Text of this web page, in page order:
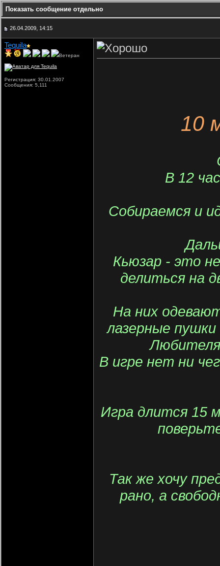
Показать сообщение отдельно
26.04.2009, 14:15
Tequila
Ветеран
Регистрация: 30.01.2007
Сообщения: 5,111
10
В 12
Собираемся и
Кьюзар - это
делиться на
На них
лазерные
В игре нет ни
Игра длится 15
Так же хочу
рано, а